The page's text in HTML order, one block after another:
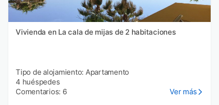
Vivienda en La cala de mijas de 2 habitaciones
Tipo de alojamiento: Apartamento
4 huéspedes
Comentarios: 6
Ver más